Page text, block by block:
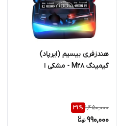
هندزفری بیسیم (ایرپاد)
گیمینگ M28 - مشکی ا
1,450,000
31%
990,000